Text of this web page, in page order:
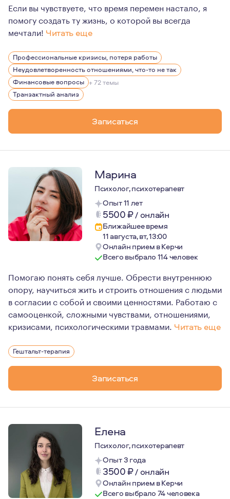
Если вы чувствуете, что время перемен настало, я
помогу создать ту жизнь, о которой вы всегда
мечтали! Читать еще
Меня зовут Татьяна ПЕДАЕВА. Я психолог и
Долгое время мечтала работать с темой
Думала: "Ну, чему я могу научить клиентов, если я
Я была телевизионным журналистом". В 26 лет
Личная и групповая терапии полностью перекроили
Профессиональные кризисы, потеря работы
Неудовлетворенность отношениями, что-то не так
Финансовые вопросы + 72 темы
Транзактный анализ
Записаться
Марина
Психолог, психотерапевт
Опыт 11 лет
5500₽/ онлайн
Ближайшее время
11 августа, вт, 13:00
Онлайн прием в Керчи
Всего выбрало 114 человек
Помогаю понять себя лучше. Обрести внутреннюю
опору, научиться жить и строить отношения с людьми
в согласии с собой и своими ценностями. Работаю с
самооценкой, сложными чувствами, отношениями,
кризисами, психологическими травмами. Читать еще
Я верю, что каждый человек обладает силой
И во многом это зависит от желания и мотивации
Психотерапия это не тренинг, не коучинг. Это путь,
Гештальт-терапия позволяет познать себя, принять
Я с удовольствием помогу вам в этом путешествии к
Гештальт-терапия
Записаться
Елена
Психолог, психотерапевт
Опыт 3 года
3500₽/ онлайн
Онлайн прием в Керчи
Всего выбрало 74 человека